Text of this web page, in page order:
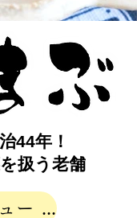
44年！
扱う老舗
メニュー ≫